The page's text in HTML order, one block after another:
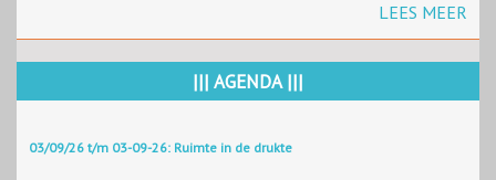
LEES MEER
||| AGENDA |||
03/09/26 t/m 03-09-26: Ruimte in de drukte